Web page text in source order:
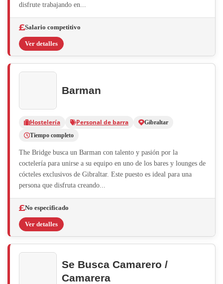
disfrute trabajando en...
Salario competitivo
Ver detalles
Barman
Hostelería Personal de barra
Gibraltar
Tiempo completo
The Bridge busca un Barman con talento y pasión por la
coctelería para unirse a su equipo en uno de los bares y lounges de
cócteles exclusivos de Gibraltar. Este puesto es ideal para una
persona que disfruta creando...
No especificado
Ver detalles
Se Busca Camarero /
Camarera